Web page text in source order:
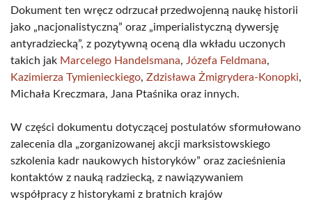
Dokument ten wręcz odrzucał przedwojenną naukę historii
jako „nacjonalistyczną” oraz „imperialistyczną dywersję
antyradziecką”, z pozytywną oceną dla wkładu uczonych
takich jak Marcelego Handelsmana, Józefa Feldmana,
Kazimierza Tymienieckiego, Zdzisława Żmigrydera-Konopki,
Michała Kreczmara, Jana Ptaśnika oraz innych.
W części dokumentu dotyczącej postulatów sformułowano
zalecenia dla „zorganizowanej akcji marksistowskiego
szkolenia kadr naukowych historyków” oraz zacieśnienia
kontaktów z nauką radziecką, z nawiązywaniem
współpracy z historykami z bratnich krajów